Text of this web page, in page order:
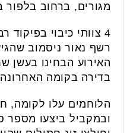
מגורים, ברחוב בלפור
4 צוותי כיבוי
רשף נאור ניסמוב
האירוע הבחינו בעשן
בדירה בקומה האחרונה
הלוחמים עלו לקומה,
ובמקביל ביצעו מספר